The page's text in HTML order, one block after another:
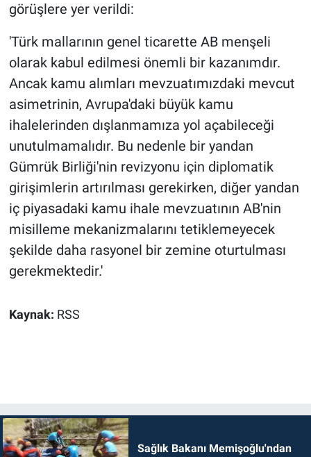
görüşlere yer verildi:
'Türk mallarının genel ticarette AB menşeli
olarak kabul edilmesi önemli bir kazanımdır.
Ancak kamu alımları mevzuatımızdaki mevcut
asimetrinin, Avrupa'daki büyük kamu
ihalelerinden dışlanmamıza yol açabileceği
unutulmamalıdır. Bu nedenle bir yandan
Gümrük Birliği'nin revizyonu için diplomatik
girişimlerin artırılması gerekirken, diğer yandan
iç piyasadaki kamu ihale mevzuatının AB'nin
misilleme mekanizmalarını tetiklemeyecek
şekilde daha rasyonel bir zemine oturtulması
gerekmektedir.'
Kaynak: RSS
Sağlık Bakanı Memişoğlu'ndan